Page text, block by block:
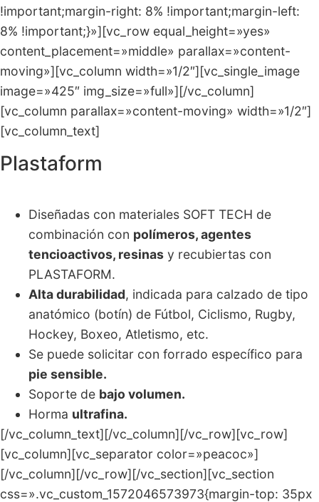
!important;margin-right: 8% !important;margin-left:
8% !important;}»][vc_row equal_height=»yes»
content_placement=»middle» parallax=»content-
moving»][vc_column width=»1/2″][vc_single_image
image=»425″ img_size=»full»][/vc_column]
[vc_column parallax=»content-moving» width=»1/2″]
[vc_column_text]
Plastaform
Diseñadas con materiales SOFT TECH de
combinación con polímeros, agentes
tencioactivos, resinas y recubiertas con
PLASTAFORM.
Alta durabilidad, indicada para calzado de tipo
anatómico (botín) de Fútbol, Ciclismo, Rugby,
Hockey, Boxeo, Atletismo, etc.
Se puede solicitar con forrado específico para
pie sensible.
Soporte de bajo volumen.
Horma ultrafina.
[/vc_column_text][/vc_column][/vc_row][vc_row]
[vc_column][vc_separator color=»peacoc»]
[/vc_column][/vc_row][/vc_section][vc_section
css=».vc_custom_1572046573973{margin-top: 35px